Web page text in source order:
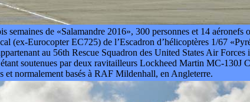
semaines de «Salamandre 2016», 300 personnes et 14
(ex-Eurocopter EC725) de l’Escadron d’hélicoptères 1/67
au 56th Rescue Squadron des United States Air
soutenues par deux ravitailleurs Lockheed Martin MC-130J
et normalement basés à RAF Mildenhall, en Angleterre.